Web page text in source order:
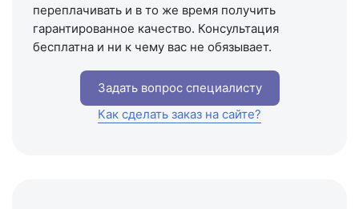
переплачивать и в то же время получить
гарантированное качество. Консультация
бесплатна и ни к чему вас не обязывает.
Задать вопрос специалисту
Как сделать заказ на сайте?